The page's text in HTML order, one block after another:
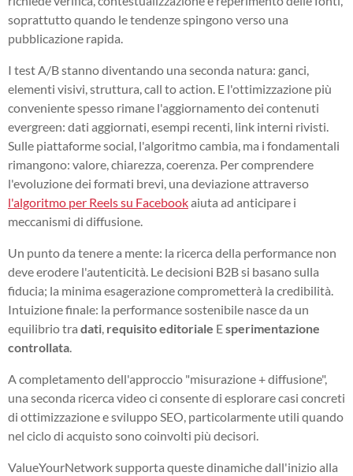
soprattutto quando le tendenze spingono verso una
pubblicazione rapida.
I test A/B stanno diventando una seconda natura: ganci,
elementi visivi, struttura, call to action. E l'ottimizzazione più
conveniente spesso rimane l'aggiornamento dei contenuti
evergreen: dati aggiornati, esempi recenti, link interni rivisti.
Sulle piattaforme social, l'algoritmo cambia, ma i fondamentali
rimangono: valore, chiarezza, coerenza. Per comprendere
l'evoluzione dei formati brevi, una deviazione attraverso
l'algoritmo per Reels su Facebookaiuta ad anticipare i
meccanismi di diffusione.
Un punto da tenere a mente: la ricerca della performance non
deve erodere l'autenticità. Le decisioni B2B si basano sulla
fiducia; la minima esagerazione comprometterà la credibilità.
Intuizione finale: la performance sostenibile nasce da un
equilibrio tra dati, requisito editoriale Esperimentazione
controllata.
A completamento dell'approccio "misurazione + diffusione",
una seconda ricerca video ci consente di esplorare casi concreti
di ottimizzazione e sviluppo SEO, particolarmente utili quando
nel ciclo di acquisto sono coinvolti più decisori.
ValueYourNetwork supporta queste dinamiche dall'inizio alla